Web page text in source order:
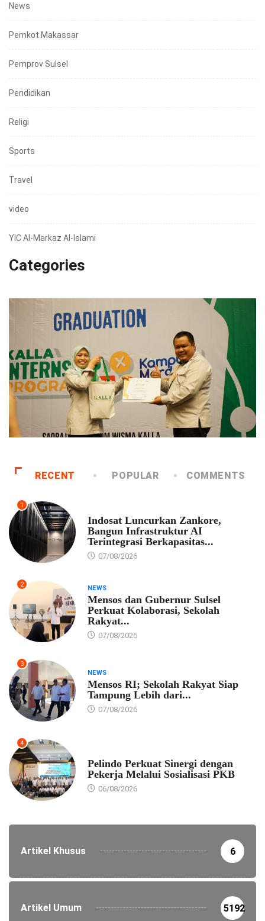
News
Pemkot Makassar
Pemprov Sulsel
Pendidikan
Religi
Sports
Travel
video
YIC Al-Markaz Al-Islami
Categories
RECENT POPULAR COMMENTS
1
Indosat Luncurkan Zankore,
Bangun Infrastruktur AI
Terintegrasi Berkapasitas...
07/08/2026
2 NEWS
Mensos dan Gubernur Sulsel
Perkuat Kolaborasi, Sekolah
Rakyat...
07/08/2026
3
NEWS
Mensos RI; Sekolah Rakyat Siap
Tampung Lebih dari...
07/08/2026
4
Pelindo Perkuat Sinergi dengan
Pekerja Melalui Sosialisasi PKB
06/08/2026
Artikel Khusus 6
Artikel Umum 5192